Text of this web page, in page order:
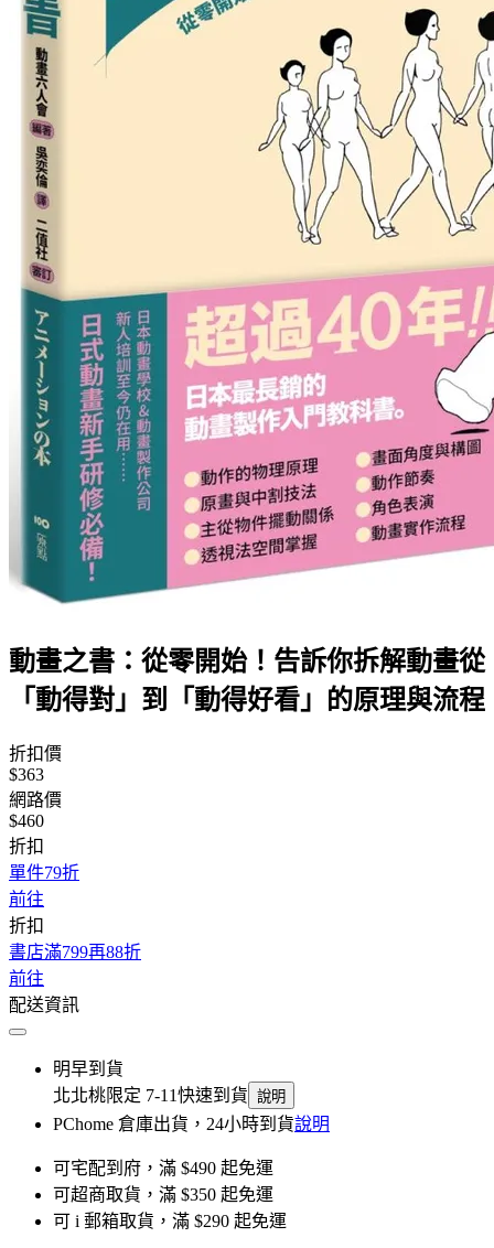
動畫之書：從零開始！告訴你拆解動畫從
「動得對」到「動得好看」的原理與流程
折扣價
$363
網路價
$460
折扣
單件79折
前往
折扣
書店滿799再88折
前往
配送資訊
明早到貨
北北桃限定 7-11快速到貨 說明
PChome 倉庫出貨，24小時到貨說明
可宅配到府，滿 $490 起免運
可超商取貨，滿 $350 起免運
可 i 郵箱取貨，滿 $290 起免運